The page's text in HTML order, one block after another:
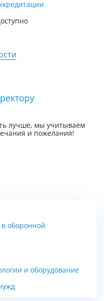
лучше, мы учитываем
и пожелания!
в оборонной
и оборудование